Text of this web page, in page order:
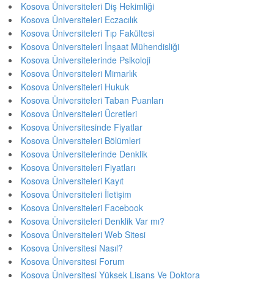
Kosova Üniversiteleri Diş Hekimliği
Kosova Üniversiteleri Eczacılık
Kosova Üniversiteleri Tıp Fakültesi
Kosova Üniversiteleri İnşaat Mühendisliği
Kosova Üniversitelerinde Psikoloji
Kosova Üniversiteleri Mimarlık
Kosova Üniversiteleri Hukuk
Kosova Üniversiteleri Taban Puanları
Kosova Üniversiteleri Ücretleri
Kosova Üniversitesinde Fiyatlar
Kosova Üniversiteleri Bölümleri
Kosova Üniversitelerinde Denklik
Kosova Üniversiteleri Fiyatları
Kosova Üniversiteleri Kayıt
Kosova Üniversiteleri İletişim
Kosova Üniversiteleri Facebook
Kosova Üniversiteleri Denklik Var mı?
Kosova Üniversiteleri Web Sitesi
Kosova Üniversitesi Nasıl?
Kosova Üniversitesi Forum
Kosova Üniversitesi Yüksek Lisans Ve Doktora